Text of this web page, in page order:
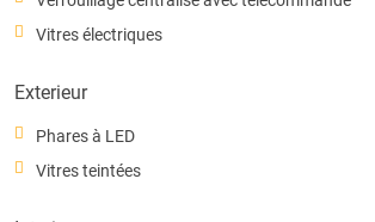
Vitres électriques
Exterieur
Phares à LED
Vitres teintées